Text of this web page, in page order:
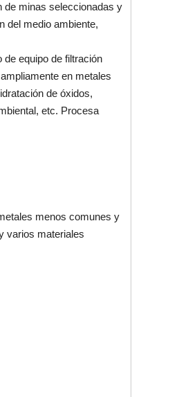
de minas seleccionadas y
del medio ambiente,
equipo de filtración
en metales
de óxidos,
etc. Procesa
menos comunes y
varios materiales